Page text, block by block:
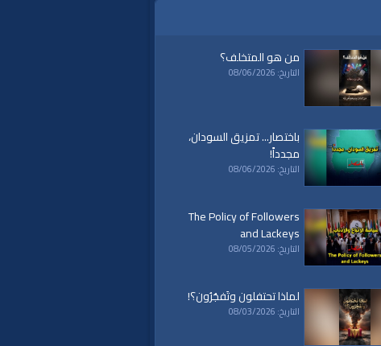
من هو المتخلف؟
التاريخ: 08/06/2026
باختصار... تمزيق السودان،
مجدداً!
التاريخ: 08/06/2026
The Policy of Followers
and Lackeys
التاريخ: 08/05/2026
لماذا تحتفلون وتَفجُرُون؟!
التاريخ: 08/03/2026